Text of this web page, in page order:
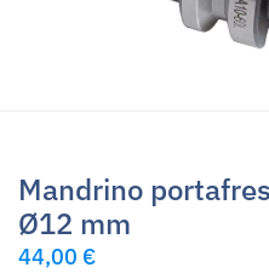
Mandrino
Ø12 mm
44,00 €